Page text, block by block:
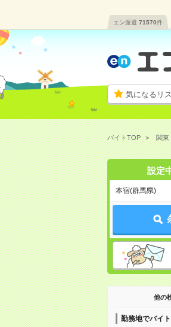
エン派遣 71570件
気になるリ
バイトTOP 関東
設定
本宿(群馬県)
他の
勤務地でバイ